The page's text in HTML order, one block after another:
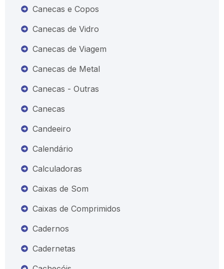
Canecas e Copos
Canecas de Vidro
Canecas de Viagem
Canecas de Metal
Canecas - Outras
Canecas
Candeeiro
Calendário
Calculadoras
Caixas de Som
Caixas de Comprimidos
Cadernos
Cadernetas